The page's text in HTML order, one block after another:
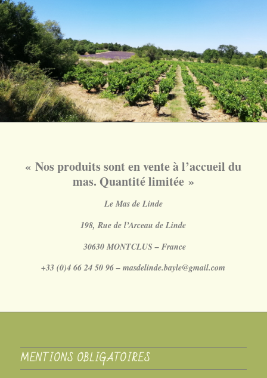
« Nos produits sont en vente à l’accueil du
mas. Quantité limitée »
Le Mas de Linde
198, Rue de l’Arceau de Linde
30630 MONTCLUS – France
+33 (0)4 66 24 50 96 – masdelinde.bayle@gmail.com
MENTIONS OBLIGATOIRES